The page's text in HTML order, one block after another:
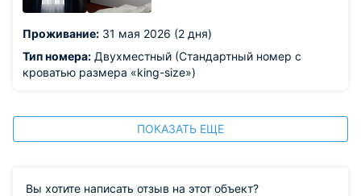
замечательное.
Проживание: 31 мая 2026 (2 дня)
Тип номера: Двухместный (Стандартный номер с
кроватью размера «king-size»)
ПОКАЗАТЬ ЕЩЕ
Вы хотите написать отзыв на этот объект?